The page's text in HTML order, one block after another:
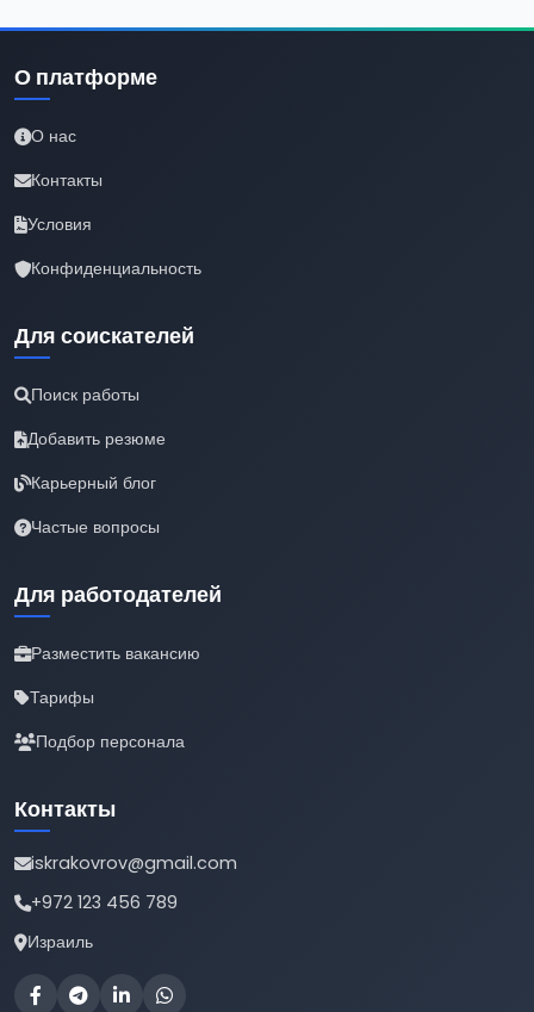
О платформе
О нас
Контакты
Условия
Конфиденциальность
Для соискателей
Поиск работы
Добавить резюме
Карьерный блог
Частые вопросы
Для работодателей
Разместить вакансию
Тарифы
Подбор персонала
Контакты
iskrakovrov@gmail.com
+972 123 456 789
Израиль